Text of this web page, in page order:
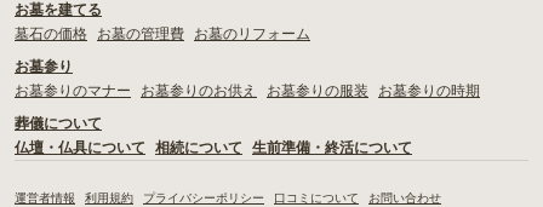
お墓を建てる
墓石の価格
お墓の管理費
お墓のリフォーム
お墓参り
お墓参りのマナー
お墓参りのお供え お墓参りの服装
お墓参りの時期
葬儀について
仏壇・仏具について
相続について 生前準備・終活について
運営者情報 利用規約 プライバシーポリシー 口コミについて お問い合わせ